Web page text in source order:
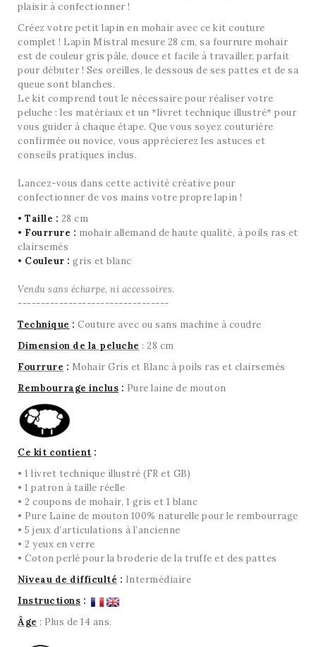
plaisir à confectionner !
Créez votre petit lapin en mohair avec ce kit couture
complet ! Lapin Mistral mesure 28 cm, sa fourrure mohair
est de couleur gris pâle, douce et facile à travailler, parfait
pour débuter ! Ses oreilles, le dessous de ses pattes et de sa
queue sont blanches.
Le kit comprend tout le nécessaire pour réaliser votre
peluche : les matériaux et un *livret technique illustré* pour
vous guider à chaque étape. Que vous soyez couturière
confirmée ou novice, vous apprécierez les astuces et
conseils pratiques inclus.
Lancez-vous dans cette activité créative pour
confectionner de vos mains votre propre lapin !
• Taille : 28 cm
• Fourrure : mohair allemand de haute qualité, à poils ras et
clairsemés
• Couleur : gris et blanc
Vendu sans écharpe, ni accessoires.
---------------------------------
Technique : Couture avec ou sans machine à coudre
Dimension de la peluche : 28 cm
Fourrure : Mohair Gris et Blanc à poils ras et clairsemés
Rembourrage inclus : Pure laine de mouton
Ce kit contient :
• 1 livret technique illustré (FR et GB)
• 1 patron à taille réelle
• 2 coupons de mohair, 1 gris et 1 blanc
• Pure Laine de mouton 100% naturelle pour le rembourrage
• 5 jeux d’articulations à l’ancienne
• 2 yeux en verre
• Coton perlé pour la broderie de la truffe et des pattes
Niveau de difficulté : Intermédiaire
Instructions :
Âge : Plus de 14 ans.